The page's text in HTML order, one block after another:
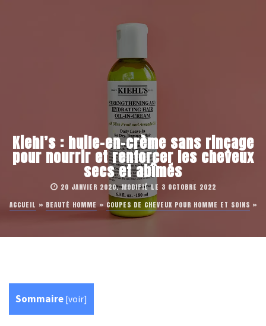
Kiehl’s : huile-en-crème sans rinçage
pour nourrir et renforcer les cheveux
secs et abîmés
20 JANVIER 2020, MODIFIÉ LE 3 OCTOBRE 2022
ACCUEIL » BEAUTÉ HOMME » COUPES DE CHEVEUX POUR HOMME ET SOINS »
Sommaire [voir]